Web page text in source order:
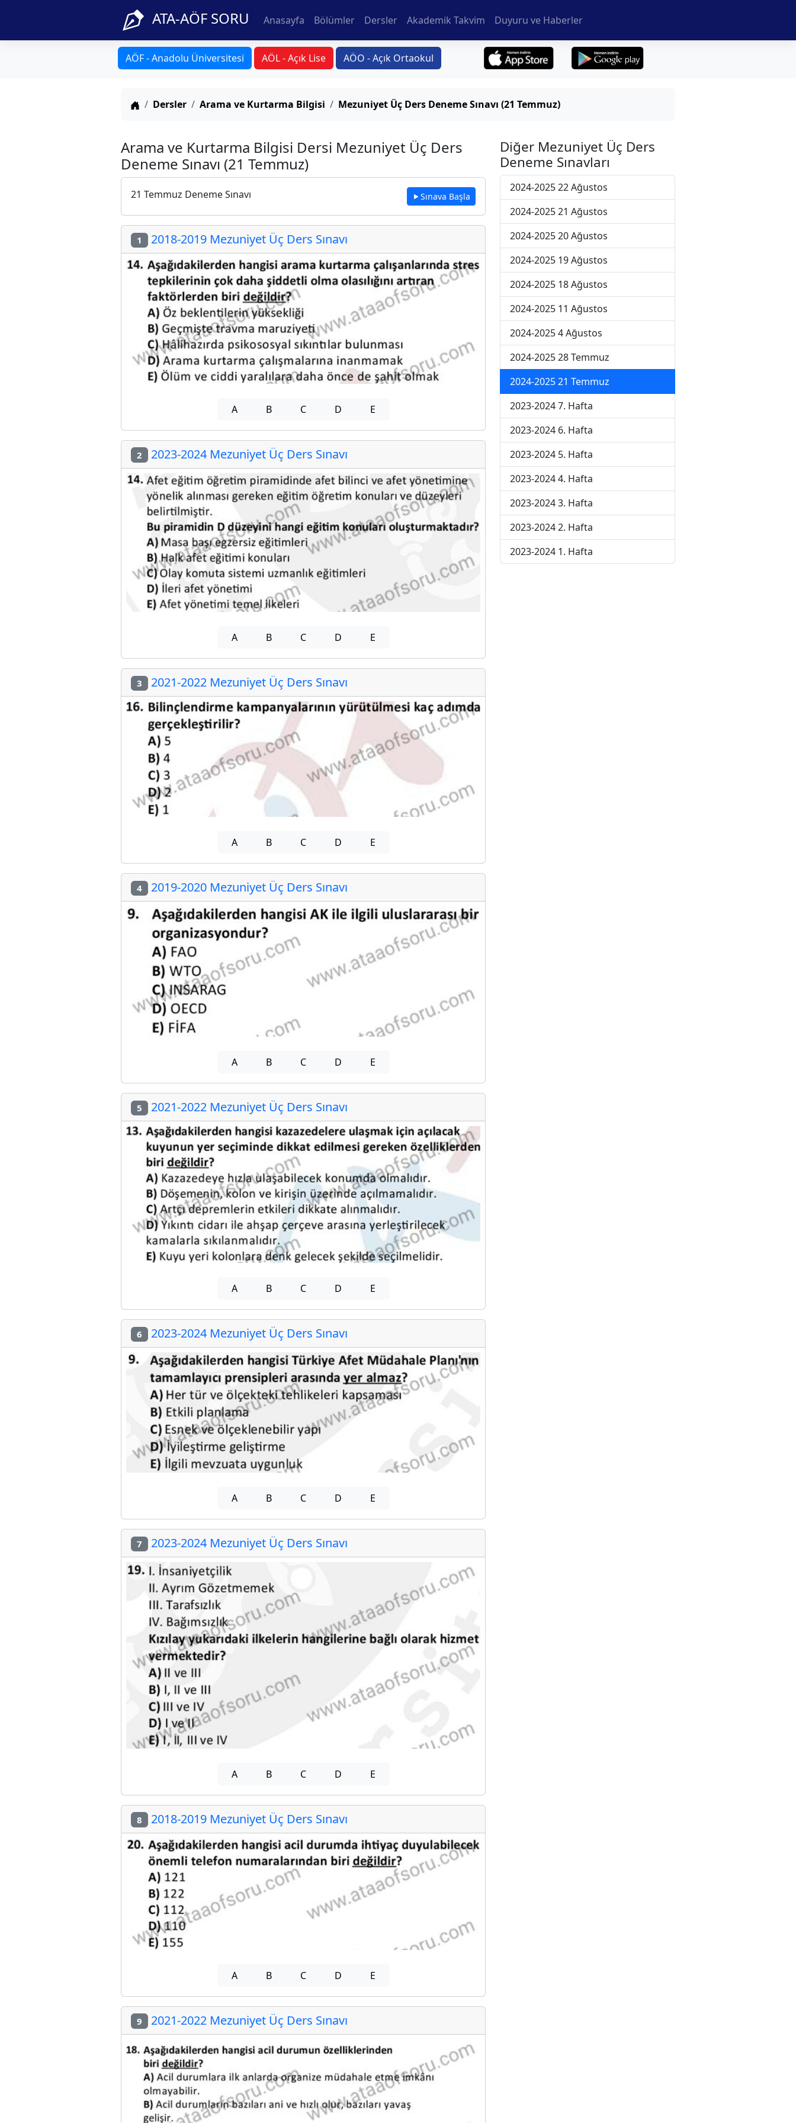
ATA-AÖF SORU Anasayfa Bölümler Dersler Akademik Takvim Duyuru ve Haberler
AÖF - Anadolu Üniversitesi AÖL - Açık Lise AÖO - Açık Ortaokul
Anasayfa
Dersler Arama ve Kurtarma Bilgisi Mezuniyet Üç Ders Deneme Sınavı (21 Temmuz)
Arama ve Kurtarma Bilgisi Dersi Mezuniyet Üç Ders
Deneme Sınavı (21 Temmuz)
21 Temmuz Deneme Sınavı Sınava Başla
1 2018-2019 Mezuniyet Üç Ders Sınavı
A B C D E
2 2023-2024 Mezuniyet Üç Ders Sınavı
A B C D E
3 2021-2022 Mezuniyet Üç Ders Sınavı
A B C D E
4 2019-2020 Mezuniyet Üç Ders Sınavı
A B C D E
5 2021-2022 Mezuniyet Üç Ders Sınavı
A B C D E
6 2023-2024 Mezuniyet Üç Ders Sınavı
A B C D E
7 2023-2024 Mezuniyet Üç Ders Sınavı
A B C D E
8 2018-2019 Mezuniyet Üç Ders Sınavı
A B C D E
9 2021-2022 Mezuniyet Üç Ders Sınavı
Diğer Mezuniyet Üç Ders
Deneme Sınavları
2024-2025 22 Ağustos
2024-2025 21 Ağustos
2024-2025 20 Ağustos
2024-2025 19 Ağustos
2024-2025 18 Ağustos
2024-2025 11 Ağustos
2024-2025 4 Ağustos
2024-2025 28 Temmuz
2024-2025 21 Temmuz
2023-2024 7. Hafta
2023-2024 6. Hafta
2023-2024 5. Hafta
2023-2024 4. Hafta
2023-2024 3. Hafta
2023-2024 2. Hafta
2023-2024 1. Hafta